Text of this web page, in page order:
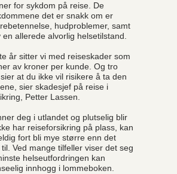
for sykdom på reise. De
det er snakk om er
hudproblemer, samt
allerede alvorlig helsetilstand.
år sitter vi med reiseskader som
av kroner per kunde. Og tro
at du ikke vil risikere å ta den
sier skadesjef på reise i
Petter Lassen.
deg i utlandet og plutselig blir
har reiseforsikring på plass, kan
fort bli mye større enn det
Ved mange tilfeller viser det seg
helseutfordringen kan
innhogg i lommeboken.